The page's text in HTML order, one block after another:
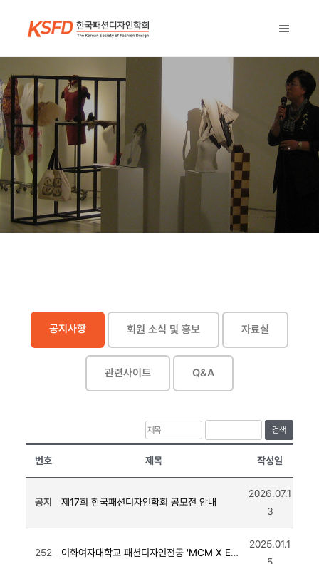
공지사항 회원 소식 및 홍보 자료실
관련사이트 Q&A
검색
번호 제목 작성일
공지 제17회 한국패션디자인학회 공모전 안내
2026.07.1
3
252 이화여자대학교 패션디자인전공 'MCM X EWHA fashion design' 전시
2025.01.1